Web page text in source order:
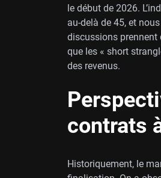
le début de 2026.
au-delà de 45, et
discussions prennent
que les « short
des revenus.
contrats
Historiquement, le